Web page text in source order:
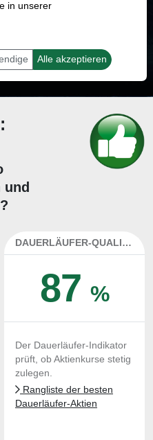
%
sein.
DAUERLÄUFER-QUALITÄTEN
87%
Der Dauerläufer-Indikator
prüft, ob Aktienkurse stetig
zulegen.
Rangliste der besten
Dauerläufer-Aktien
in unserer
Alle akzeptieren